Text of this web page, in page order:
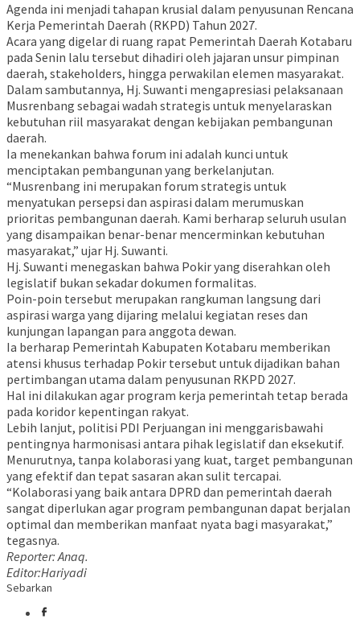
Agenda ini menjadi tahapan krusial dalam penyusunan Rencana
Kerja Pemerintah Daerah (RKPD) Tahun 2027.
Acara yang digelar di ruang rapat Pemerintah Daerah Kotabaru
pada Senin lalu tersebut dihadiri oleh jajaran unsur pimpinan
daerah, stakeholders, hingga perwakilan elemen masyarakat.
Dalam sambutannya, Hj. Suwanti mengapresiasi pelaksanaan
Musrenbang sebagai wadah strategis untuk menyelaraskan
kebutuhan riil masyarakat dengan kebijakan pembangunan
daerah.
Ia menekankan bahwa forum ini adalah kunci untuk
menciptakan pembangunan yang berkelanjutan.
“Musrenbang ini merupakan forum strategis untuk
menyatukan persepsi dan aspirasi dalam merumuskan
prioritas pembangunan daerah. Kami berharap seluruh usulan
yang disampaikan benar-benar mencerminkan kebutuhan
masyarakat,” ujar Hj. Suwanti.
Hj. Suwanti menegaskan bahwa Pokir yang diserahkan oleh
legislatif bukan sekadar dokumen formalitas.
Poin-poin tersebut merupakan rangkuman langsung dari
aspirasi warga yang dijaring melalui kegiatan reses dan
kunjungan lapangan para anggota dewan.
Ia berharap Pemerintah Kabupaten Kotabaru memberikan
atensi khusus terhadap Pokir tersebut untuk dijadikan bahan
pertimbangan utama dalam penyusunan RKPD 2027.
Hal ini dilakukan agar program kerja pemerintah tetap berada
pada koridor kepentingan rakyat.
Lebih lanjut, politisi PDI Perjuangan ini menggarisbawahi
pentingnya harmonisasi antara pihak legislatif dan eksekutif.
Menurutnya, tanpa kolaborasi yang kuat, target pembangunan
yang efektif dan tepat sasaran akan sulit tercapai.
“Kolaborasi yang baik antara DPRD dan pemerintah daerah
sangat diperlukan agar program pembangunan dapat berjalan
optimal dan memberikan manfaat nyata bagi masyarakat,”
tegasnya.
Reporter: Anaq.
Editor:Hariyadi
Sebarkan